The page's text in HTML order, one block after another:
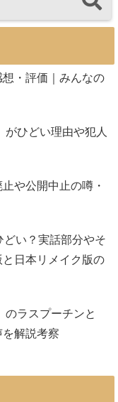
・評価｜みんなの
がひどい理由や犯人
や公開中止の噂・
どい？実話部分やそ
日本リメイク版の
のラスプーチンと
解説考察